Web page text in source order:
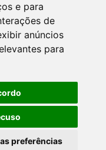
e para
de
anúncios
para
preferências